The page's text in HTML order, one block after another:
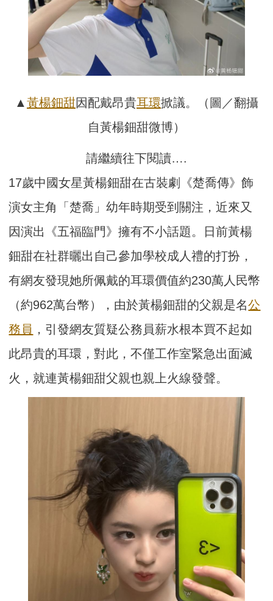
▲ 黃楊鈿甜因配戴昂貴耳環掀議。（圖／翻攝
自黃楊鈿甜微博）
請繼續往下閱讀….
17歲中國女星黃楊鈿甜在古裝劇《楚喬傳》飾
演女主角「楚喬」幼年時期受到關注，近來又
因演出《五福臨門》擁有不小話題。日前黃楊
鈿甜在社群曬出自己參加學校成人禮的打扮，
有網友發現她所佩戴的耳環價值約230萬人民幣
（約962萬台幣），由於黃楊鈿甜的父親是名公
務員 ，引發網友質疑公務員薪水根本買不起如
此昂貴的耳環，對此，不僅工作室緊急出面滅
火，就連黃楊鈿甜父親也親上火線發聲。